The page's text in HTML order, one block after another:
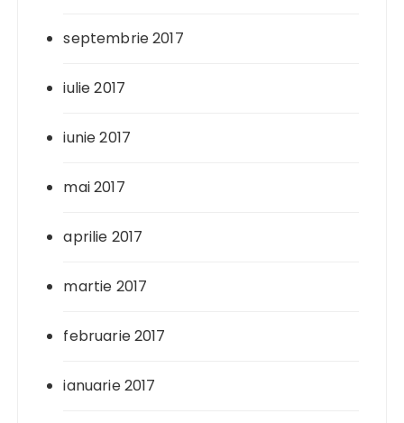
septembrie 2017
iulie 2017
iunie 2017
mai 2017
aprilie 2017
martie 2017
februarie 2017
ianuarie 2017